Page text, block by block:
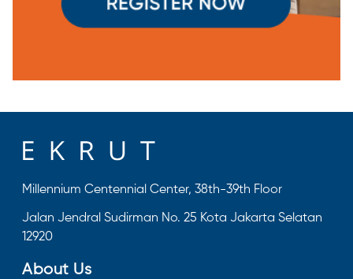
Millennium Centennial Center, 38th-39th Floor
Jalan Jendral Sudirman No. 25 Kota Jakarta Selatan
12920
About Us